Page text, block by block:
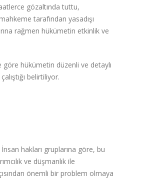
gözaltında tuttu,
tarafından yasadışı
rağmen hükümetin etkinlik ve
hükümetin düzenli ve detaylı
belirtiliyor.
hakları gruplarına göre, bu
ve düşmanlık ile
önemli bir problem olmaya